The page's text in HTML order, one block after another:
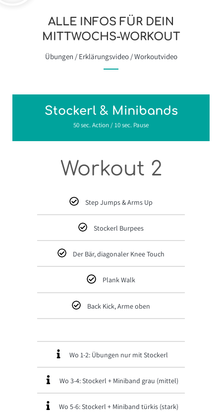
ALLE INFOS FÜR DEIN
MITTWOCHS-WORKOUT
Übungen / Erklärungsvideo / Workoutvideo
Stockerl & Minibands
50 sec. Action / 10 sec. Pause
Workout 2
Step Jumps & Arms Up
Stockerl Burpees
Der Bär, diagonaler Knee Touch
Plank Walk
Back Kick, Arme oben
Wo 1-2: Übungen nur mit Stockerl
Wo 3-4: Stockerl + Miniband grau (mittel)
Wo 5-6: Stockerl + Miniband türkis (stark)